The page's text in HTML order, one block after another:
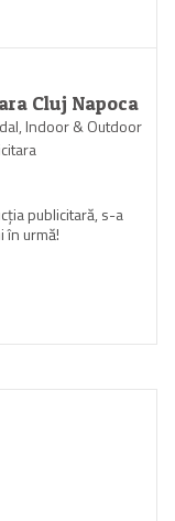
Cluj Napoca
Indoor & Outdoor
publicitară, s-a
în urmă!